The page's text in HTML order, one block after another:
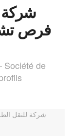
شركة
فرص
Société de